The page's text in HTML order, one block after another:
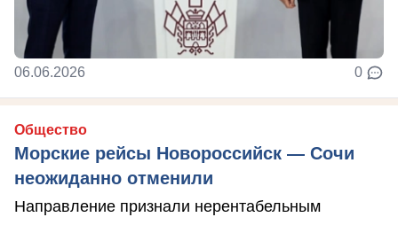
06.06.2026 0
Общество
Морские рейсы Новороссийск — Сочи
неожиданно отменили
Направление признали нерентабельным